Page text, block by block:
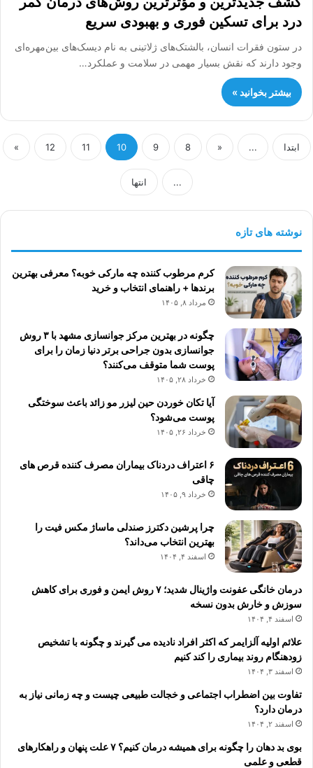
درد برای تسکین فوری و بهبودی سریع
در ستون فقرات انسان، بالشتک‌های ژلاتینی به نام دیسک‌های بین‌مهره‌ای
وجود دارند که نقش بسیار مهمی در سلامت و عملکرد…
بیشتر بخوانید »
ابتدا ...
«
8
9
10
11
12
»
... انتها
نوشته های تازه
کرم مرطوب کننده چه مارکی خوبه؟ معرفی بهترین
برندها + راهنمای انتخاب و خرید
مرداد ۸, ۱۴۰۵
چگونه در بهترین مرکز جوانسازی مشهد با ۳ روش
جوانسازی بدون جراحی برتر دنیا زمان را برای
پوست شما متوقف می‌کنند؟
خرداد ۲۸, ۱۴۰۵
آیا تکان خوردن حین لیزر مو زائد باعث سوختگی
پوست می‌شود؟
خرداد ۲۶, ۱۴۰۵
۶ اعتراف دردناک بیماران مصرف کننده قرص های
چاقی
خرداد ۹, ۱۴۰۵
چرا پرشین دکترز صندلی ماساژ مکس فیت را
بهترین انتخاب می‌داند؟
اسفند ۴, ۱۴۰۴
درمان خانگی عفونت واژینال شدید؛ ۷ روش ایمن و فوری برای کاهش
سوزش و خارش بدون نسخه
اسفند ۴, ۱۴۰۴
علائم اولیه آلزایمر که اکثر افراد نادیده می گیرند و چگونه با تشخیص
زودهنگام روند بیماری را کند کنیم
اسفند ۳, ۱۴۰۴
تفاوت بین اضطراب اجتماعی و خجالت طبیعی چیست و چه زمانی نیاز به
درمان دارد؟
اسفند ۲, ۱۴۰۴
بوی بد دهان را چگونه برای همیشه درمان کنیم؟ ۷ علت پنهان و راهکارهای
قطعی و علمی